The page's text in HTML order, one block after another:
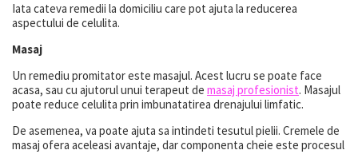
Iata cateva remedii la domiciliu care pot ajuta la reducerea
aspectului de celulita.
Masaj
Un remediu promitator este masajul. Acest lucru se poate face
acasa, sau cu ajutorul unui terapeut de masaj profesionist. Masajul
poate reduce celulita prin imbunatatirea drenajului limfatic.
De asemenea, va poate ajuta sa intindeti tesutul pielii. Cremele de
masaj ofera aceleasi avantaje, dar componenta cheie este procesul